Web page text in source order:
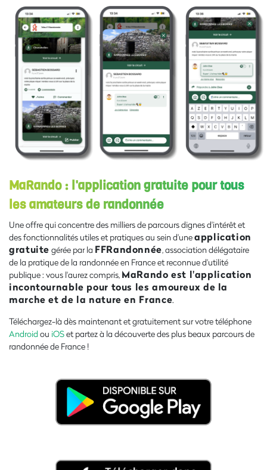
MaRando : l'application gratuite pour tous
les amateurs de randonnée
Une offre qui concentre des milliers de parcours dignes d'intérêt et
des fonctionnalités utiles et pratiques au sein d'uneapplication
gratuite gérée par la FFRandonnée, association délégataire
de la pratique de la randonnée en France et reconnue d'utilité
publique : vous l'aurez compris, MaRando est l'application
incontournable pour tous les amoureux de la
marche et de la nature en France.
Téléchargez-là dès maintenant et gratuitement sur votre téléphone
Android ou iOSet partez à la découverte des plus beaux parcours de
randonnée de France !